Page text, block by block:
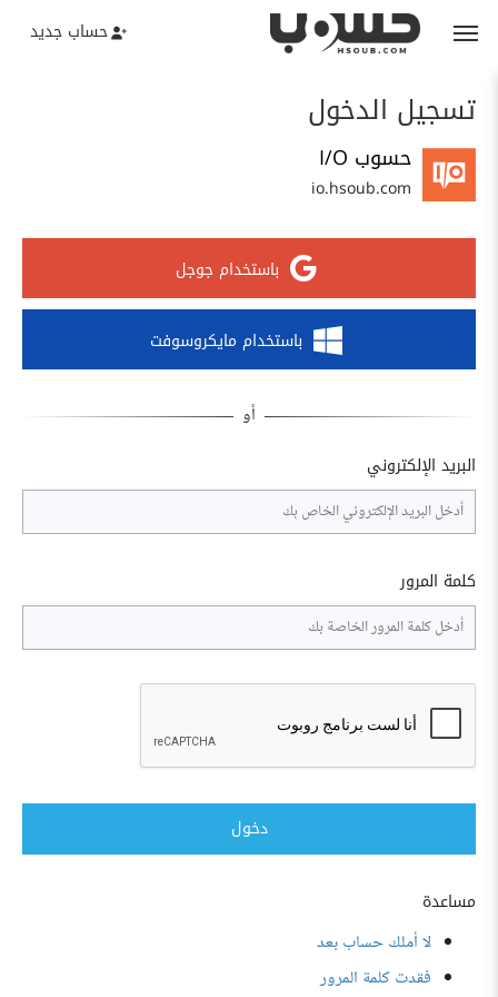
حساب جديد
تسجيل الدخول
حسوب I/O
io.hsoub.com
باستخدام جوجل
باستخدام مايكروسوفت
البريد الإلكتروني
كلمة المرور
دخول
مساعدة
لا أملك حساب بعد
فقدت كلمة المرور